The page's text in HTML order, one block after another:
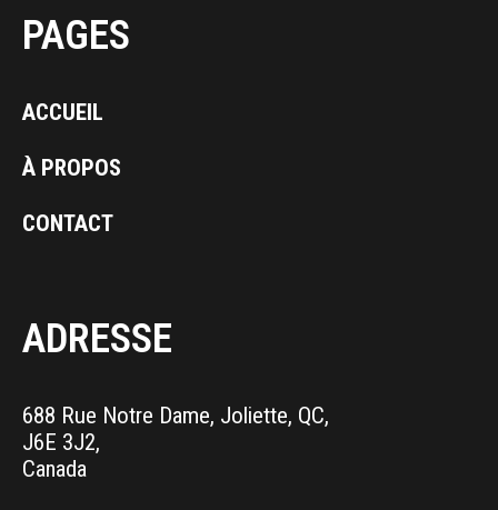
PAGES
ACCUEIL
À PROPOS
CONTACT
ADRESSE
688 Rue Notre Dame, Joliette, QC,
J6E 3J2,
Canada